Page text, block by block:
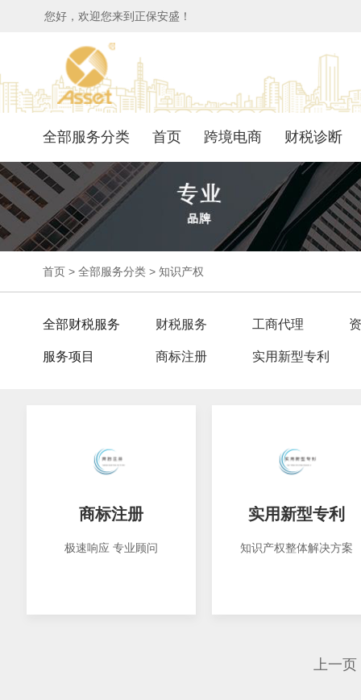
您好，欢迎您来到正保安盛！
全部服务分类 首页 跨境电商 财税诊断
首页 > 全部服务分类 > 知识产权
全部财税服务 财税服务 工商代理
服务项目 商标注册 实用新型专利
商标注册
极速响应 专业顾问
实用新型专利
知识产权整体解决方案
上一页